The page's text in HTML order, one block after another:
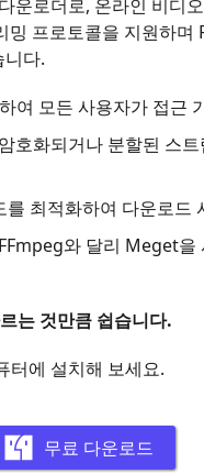
운로더로, 온라인 비디
프로토콜을 지원하며
다.
여 모든 사용자가 접근
호화되거나 분할된 스
최적화하여 다운로드
와 달리 Meget
는 것만큼 쉽습니다.
터에 설치해 보세요.
무료 다운로드